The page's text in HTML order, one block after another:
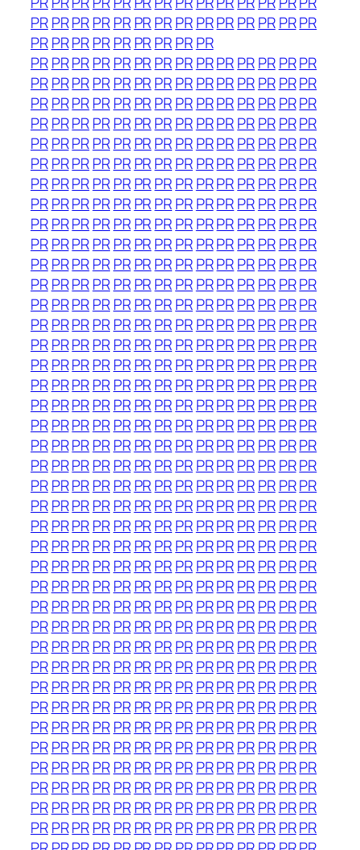
PRPRPRPRPR PRPRPRPRPRPRPR PRPR
PRPRPRPRPR PRPRPRPR
PRPRPRPRPR PRPRPRPRPRPRPR PRPR
PRPRPRPRPR PRPRPRPRPRPRPR PRPR
PRPRPRPRPR PRPRPRPRPRPRPR PRPR
PRPRPRPRPR PRPRPRPRPRPRPR PRPR
PRPRPRPRPR PRPRPRPRPRPRPR PRPR
PRPRPRPRPR PRPRPRPRPRPRPR PRPR
PRPRPRPRPR PRPRPRPRPRPRPR PRPR
PRPRPRPRPR PRPRPRPRPRPRPR PRPR
PRPRPRPRPR PRPRPRPRPRPRPR PRPR
PRPRPRPRPR PRPRPRPRPRPRPR PRPR
PRPRPRPRPR PRPRPRPRPRPRPR PRPR
PRPRPRPRPR PRPRPRPRPRPRPR PRPR
PRPRPRPRPR PRPRPRPRPRPRPR PRPR
PRPRPRPRPR PRPRPRPRPRPRPR PRPR
PRPRPRPRPR PRPRPRPRPRPRPR PRPR
PRPRPRPRPR PRPRPRPRPRPRPR PRPR
PRPRPRPRPR PRPRPRPRPRPRPR PRPR
PRPRPRPRPR PRPRPRPRPRPRPR PRPR
PRPRPRPRPR PRPRPRPRPRPRPR PRPR
PRPRPRPRPR PRPRPRPRPRPRPR PRPR
PRPRPRPRPR PRPRPRPRPRPRPR PRPR
PRPRPRPRPR PRPRPRPRPRPRPR PRPR
PRPRPRPRPR PRPRPRPRPRPRPR PRPR
PRPRPRPRPR PRPRPRPRPRPRPR PRPR
PRPRPRPRPR PRPRPRPRPRPRPR PRPR
PRPRPRPRPR PRPRPRPRPRPRPR PRPR
PRPRPRPRPR PRPRPRPRPRPRPR PRPR
PRPRPRPRPR PRPRPRPRPRPRPR PRPR
PRPRPRPRPR PRPRPRPRPRPRPR PRPR
PRPRPRPRPR PRPRPRPRPRPRPR PRPR
PRPRPRPRPR PRPRPRPRPRPRPR PRPR
PRPRPRPRPR PRPRPRPRPRPRPR PRPR
PRPRPRPRPR PRPRPRPRPRPRPR PRPR
PRPRPRPRPR PRPRPRPRPRPRPR PRPR
PRPRPRPRPR PRPRPRPRPRPRPR PRPR
PRPRPRPRPR PRPRPRPRPRPRPR PRPR
PRPRPRPRPR PRPRPRPRPRPRPR PRPR
PRPRPRPRPR PRPRPRPRPRPRPR PRPR
PRPRPRPRPR PRPRPRPRPRPRPR PRPR